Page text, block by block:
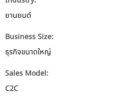
ยานยนต์
Business Size:
ธุรกิจขนาดใหญ่
Sales Model:
C2C